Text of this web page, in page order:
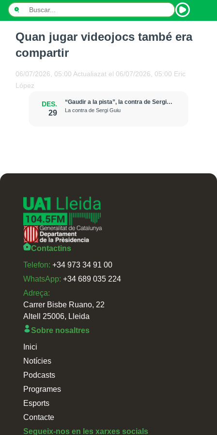
PROGRAMES
Quan jugar videojocs també era
compartir
06/07/2026, 05:00 Actualiazat el 06/07/2026, 05:00 Eric
López
DES.
29
“Gaudir a la pista”, la contra de Sergi
Guiu
La contra de Sergi Guiu
Contactins
Telefon: +34 973 34 91 00
WhatsApp: +34 689 035 224
Adreça:
Carrer Bisbe Ruano, 22
Altell 25006, Lleida
Sobre nosaltres
Inici
Notícies
Podcasts
Programes
Esports
Contacte
Segueix-nos en les xarxes socials